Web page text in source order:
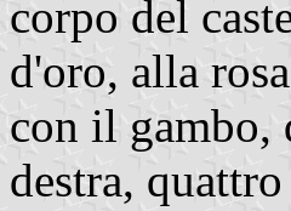
corpo del
d'oro, alla
con il
destra,